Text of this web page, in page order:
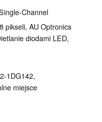
Channel
pikseli, AU Optronics
diodami LED,
1DG142,
miejsce